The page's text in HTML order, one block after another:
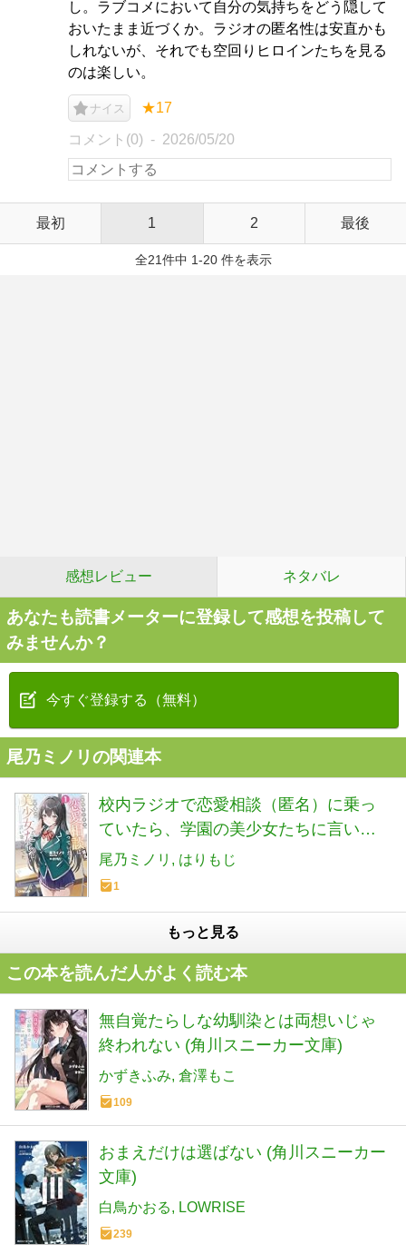
し。ラブコメにおいて自分の気持ちをどう隠して
おいたまま近づくか。ラジオの匿名性は安直かも
しれないが、それでも空回りヒロインたちを見る
のは楽しい。
ナイス ★17
コメント(0) 2026/05/20
最初 1 2 最後
全21件中 1-20 件を表示
感想レビュー ネタバレ
あなたも読書メーターに登録して感想を投稿して
みませんか？
今すぐ登録する（無料）
尾乃ミノリの関連本
校内ラジオで恋愛相談（匿名）に乗っ
ていたら、学園の美少女たちに言い寄
られてた 1 (オーバーラップ文庫)
尾乃ミノリ はりもじ
1
もっと見る
この本を読んだ人がよく読む本
無自覚たらしな幼馴染とは両想いじゃ
終われない (角川スニーカー文庫)
かずきふみ 倉澤もこ
109
おまえだけは選ばない (角川スニーカー
文庫)
白鳥かおる LOWRISE
239